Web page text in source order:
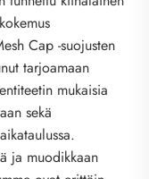
Cap -suojusten
tarjoamaan
mukaisia
sekä
ja muodikkaan